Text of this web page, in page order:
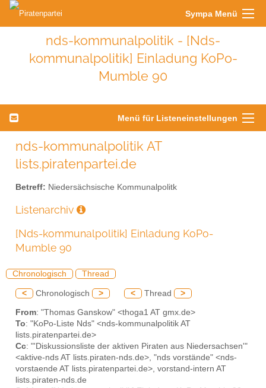
Sympa Menü
nds-kommunalpolitik - [Nds-
kommunalpolitik] Einladung KoPo-
Mumble 90
Menü für Listeneinstellungen
nds-kommunalpolitik AT
lists.piratenpartei.de
Betreff: Niedersächsische Kommunalpolitk
Listenarchiv
[Nds-kommunalpolitik] Einladung KoPo-
Mumble 90
Chronologisch Thread
< Chronologisch > < Thread >
From: "Thomas Ganskow" <thoga1 AT gmx.de>
To: "KoPo-Liste Nds" <nds-kommunalpolitik AT
lists.piratenpartei.de>
Cc: "'Diskussionsliste der aktiven Piraten aus Niedersachsen'"
<aktive-nds AT lists.piraten-nds.de>, "nds vorstände" <nds-
vorstaende AT lists.piratenpartei.de>, vorstand-intern AT
lists.piraten-nds.de